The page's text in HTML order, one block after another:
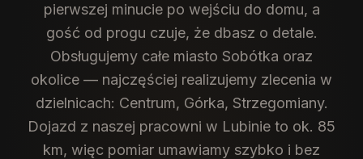
pierwszej minucie po wejściu do domu, a
gość od progu czuje, że dbasz o detale.
Obsługujemy całe miasto Sobótka oraz
okolice — najczęściej realizujemy zlecenia w
dzielnicach: Centrum, Górka, Strzegomiany.
Dojazd z naszej pracowni w Lubinie to ok. 85
km, więc pomiar umawiamy szybko i bez